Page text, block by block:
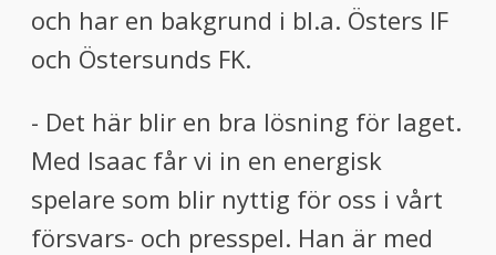
och har en bakgrund i bl.a. Östers IF
och Östersunds FK.
- Det här blir en bra lösning för laget.
Med Isaac får vi in en energisk
spelare som blir nyttig för oss i vårt
försvars- och presspel. Han är med